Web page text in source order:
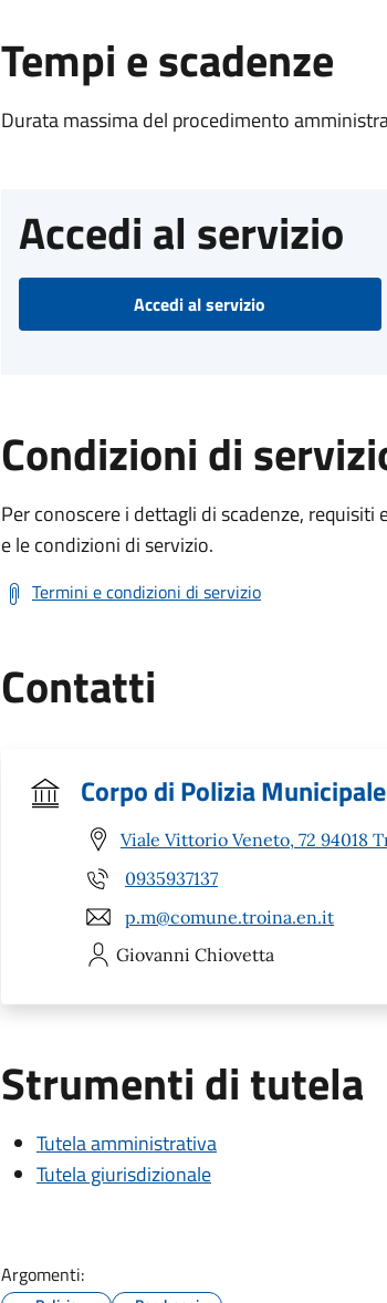
Tempi e scadenze
Durata massima del procedimento
Accedi al servizio
Accedi al servizio
Condizioni di
Per conoscere i dettagli di scadenze,
e le condizioni di servizio.
Termini e condizioni di servizio
Contatti
Corpo di Polizia Municipale
Viale Vittorio Veneto, 72 94018
0935937137
p.m@comune.troina.en.it
Giovanni Chiovetta
Strumenti di tutela
Tutela amministrativa
Tutela giurisdizionale
Argomenti: